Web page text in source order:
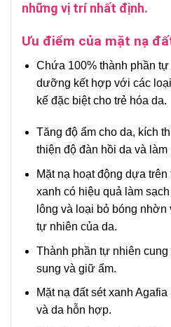
những vị trí nhất định.
Ưu điểm của mặt nạ
Chứa 100% thành phần
dưỡng kết hợp với các
kế đặc biệt cho trẻ hóa da.
Tăng độ ẩm cho da, kích
thiện độ đàn hồi da và làm
Mặt nạ hoạt động dựa
xanh có hiệu quả làm
lông và loại bỏ bóng
tự nhiên của da.
Thành phần tự nhiên
sung và giữ ẩm.
Mặt nạ đất sét xanh
và da hỗn hợp.